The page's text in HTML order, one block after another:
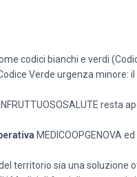
codici bianchi e verdi
Verde urgenza minore:
resta
MEDICOOPGENOVA
territorio sia una soluzione